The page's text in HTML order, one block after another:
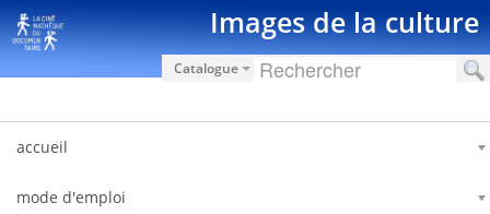
Saut au contenu Images de la culture
Catalogue
accueil
mode d'emploi